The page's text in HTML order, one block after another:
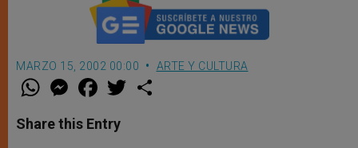
MARZO 15, 2002 00:00 ARTE Y CULTURA
W
t
s
M
e
s
e
F
a
e
b
w
Share this Entry